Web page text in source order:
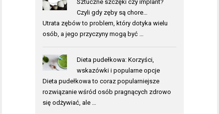
Sztuczne szczęki czy implant?
Czyli gdy zęby są chore…
Utrata zębów to problem, który dotyka wielu
osób, a jego przyczyny mogą być …
Dieta pudełkowa: Korzyści,
wskazówki i popularne opcje
Dieta pudełkowa to coraz popularniejsze
rozwiązanie wśród osób pragnących zdrowo
się odżywiać, ale …